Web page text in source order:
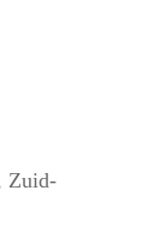
Zuid-